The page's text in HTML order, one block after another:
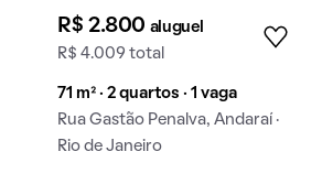
R$ 2.800 aluguel
R$ 4.009 total
71 m² · 2 quartos · 1 vaga
Rua Gastão Penalva, Andaraí ·
Rio de Janeiro